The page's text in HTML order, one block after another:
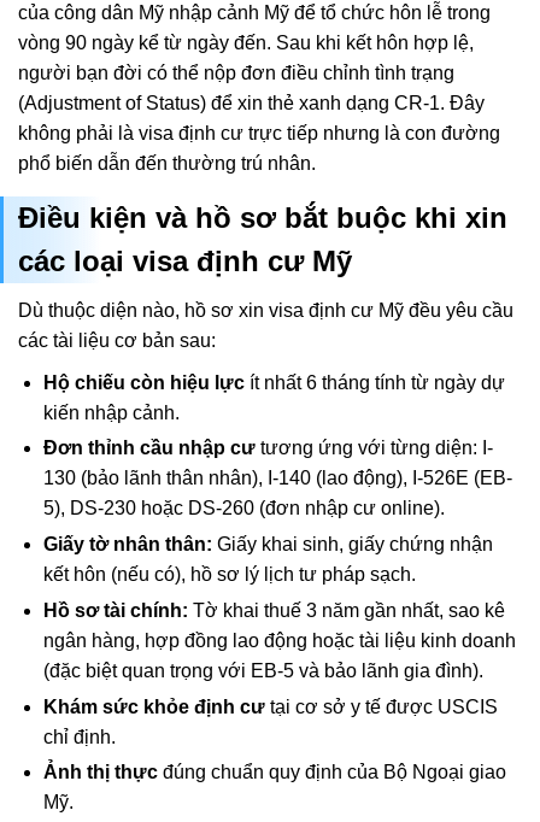
của công dân Mỹ nhập cảnh Mỹ để tổ chức hôn lễ trong
vòng 90 ngày kể từ ngày đến. Sau khi kết hôn hợp lệ,
người bạn đời có thể nộp đơn điều chỉnh tình trạng
(Adjustment of Status) để xin thẻ xanh dạng CR-1. Đây
không phải là visa định cư trực tiếp nhưng là con đường
phổ biến dẫn đến thường trú nhân.
Điều kiện và hồ sơ bắt buộc khi xin
các loại visa định cư Mỹ
Dù thuộc diện nào, hồ sơ xin visa định cư Mỹ đều yêu cầu
các tài liệu cơ bản sau:
Hộ chiếu còn hiệu lựcít nhất 6 tháng tính từ ngày dự
kiến nhập cảnh.
Đơn thỉnh cầu nhập cưtương ứng với từng diện: I-
130 (bảo lãnh thân nhân), I-140 (lao động), I-526E (EB-
5), DS-230 hoặc DS-260 (đơn nhập cư online).
Giấy tờ nhân thân: Giấy khai sinh, giấy chứng nhận
kết hôn (nếu có), hồ sơ lý lịch tư pháp sạch.
Hồ sơ tài chính: Tờ khai thuế 3 năm gần nhất, sao kê
ngân hàng, hợp đồng lao động hoặc tài liệu kinh doanh
(đặc biệt quan trọng với EB-5 và bảo lãnh gia đình).
Khám sức khỏe định cưtại cơ sở y tế được USCIS
chỉ định.
Ảnh thị thựcđúng chuẩn quy định của Bộ Ngoại giao
Mỹ.